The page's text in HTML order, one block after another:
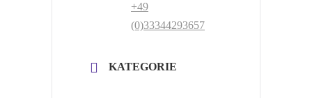
+49
(0)33344293657
KATEGORIE